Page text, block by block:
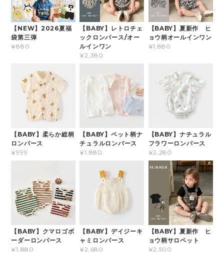
【NEW】2026夏福
袋第三弾
¥880
【BABY】レトロチェ
ックロンパース/オー
ルインワン
¥2,380
【BABY】夏新作 ヒ
ョウ柄オールインワン
¥1,880
【BABY】柔らか総柄
ロンパース
¥999
【BABY】ペット柄ナ
チュラルロンパース
¥1,880
【BABY】ナチュラル
フラワーロンパース
¥2,280
【BABY】クマロゴボ
ーダーロンパース
¥1,880
【BABY】デイジーキ
ャミロンパース
¥2,680
【BABY】夏新作 ヒ
ョウ柄サロペット
¥2,500